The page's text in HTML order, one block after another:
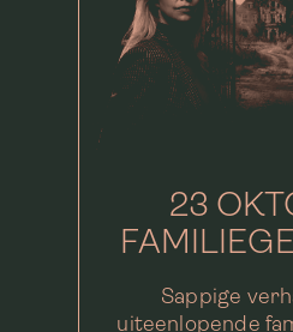
23
Sappige
uiteenlopende